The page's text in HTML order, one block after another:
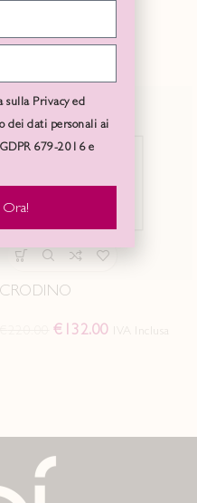
CRODINO
€ 132.00
Privacy ed
dei dati personali ai
679-2016 e
Ora!